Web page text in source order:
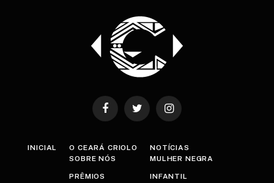
FacebookTwitter Instagram
INICIAL
O CEARÁ CRIOLO
SOBRE NÓS
PRÊMIOS
NOTÍCIAS
MULHER NEGRA
INFANTIL